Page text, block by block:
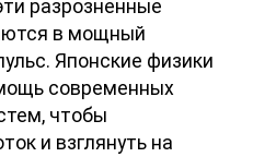
разрозненные
в мощный
Японские физики
современных
чтобы
и взглянуть на